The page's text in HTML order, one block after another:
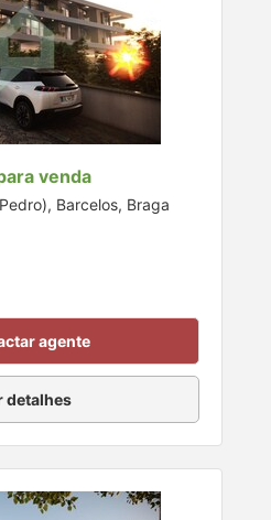
venda
Barcelos, Braga
agente
detalhes